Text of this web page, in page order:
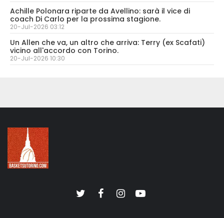
Achille Polonara riparte da Avellino: sarà il vice di
coach Di Carlo per la prossima stagione.
20-Jul-2026 03:12
Un Allen che va, un altro che arriva: Terry (ex Scafati)
vicino all'accordo con Torino.
20-Jul-2026 10:30